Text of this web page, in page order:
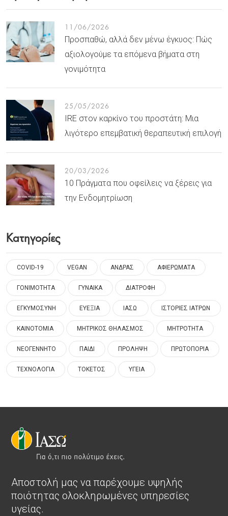
11/06/2026
Προσπαθώ, αλλά δεν μένω έγκυος: Πώς
αξιολογούμε τα επόμενα βήματα στη
γονιμότητα
25/05/2026
IRE στον καρκίνο του προστάτη: Μια
λιγότερο επεμβατική θεραπευτική επιλογή
20/03/2026
10 Πράγματα που οφείλεις να ξέρεις για
την Ενδομητρίωση
Κατηγορίες
COVID-19 VEGAN ΑΝΔΡΑΣ ΑΦΙΕΡΩΜΑΤΑ
ΓΟΝΙΜΟΤΗΤΑ ΓΥΝΑΙΚΑ ΔΙΑΤΡΟΦΗ
ΕΓΚΥΜΟΣΥΝΗ ΕΥΕΞΙΑ ΙΑΣΩ ΙΣΤΟΡΙΕΣ ΙΑΤΡΩΝ
ΚΑΙΝΟΤΟΜΙΑ ΜΗΤΡΙΚΟΣ ΘΗΛΑΣΜΟΣ ΜΗΤΡΟΤΗΤΑ
ΝΕΟΓΕΝΝΗΤΟ ΠΑΙΔΙ ΠΡΟΛΗΨΗ ΠΡΩΤΟΠΟΡΙΑ
ΤΕΧΝΟΛΟΓΙΑ ΤΟΚΕΤΟΣ ΥΓΕΙΑ
Αποστολή μας να παρέχουμε υψηλής
ποιότητας ολοκληρωμένες υπηρεσίες
υγείας.